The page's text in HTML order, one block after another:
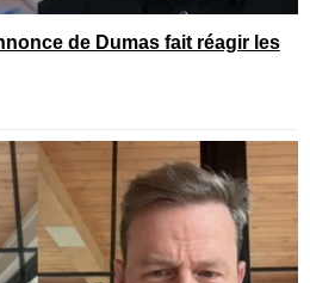
de Dumas fait réagir les